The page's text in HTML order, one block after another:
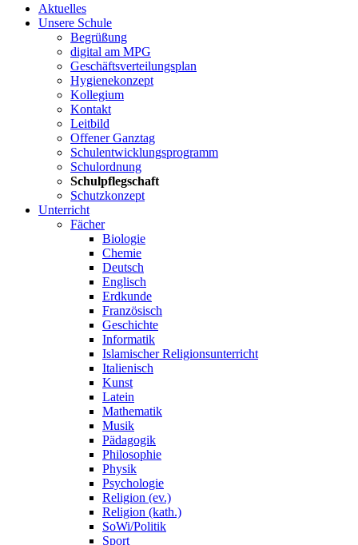
Aktuelles
Unsere Schule
Begrüßung
digital am MPG
Geschäftsverteilungsplan
Hygienekonzept
Kollegium
Kontakt
Leitbild
Offener Ganztag
Schulentwicklungsprogramm
Schulordnung
Schulpflegschaft
Schutzkonzept
Unterricht
Fächer
Biologie
Chemie
Deutsch
Englisch
Erdkunde
Französisch
Geschichte
Informatik
Islamischer Religionsunterricht
Italienisch
Kunst
Latein
Mathematik
Musik
Pädagogik
Philosophie
Physik
Psychologie
Religion (ev.)
Religion (kath.)
SoWi/Politik
Sport